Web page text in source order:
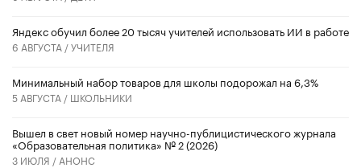
​Яндекс обучил более 20 тысяч учителей использовать ИИ в работе
6 АВГУСТА /УЧИТЕЛЯ
Минимальный набор товаров для школы подорожал на 6,3%
5 АВГУСТА / ШКОЛЬНИКИ
Вышел в свет новый номер научно-публицистического журнала
«Образовательная политика» № 2 (2026)
3 ИЮЛЯ / АНОНС